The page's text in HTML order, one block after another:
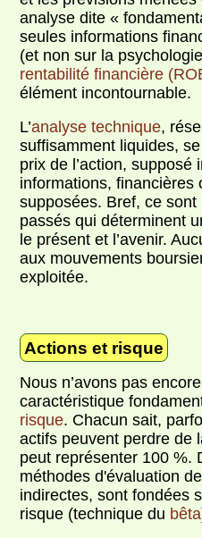
analyse dite «
seules informations
(et non sur la
rentabilité financière
élément incontournable.
L’analyse technique,
suffisamment liquides,
prix de l’action, supposé
informations, financières
supposées. Bref, ce
passés qui déterminent
le présent et l’avenir.
aux mouvements
exploitée.
Actions et risque
Nous n’avons pas
caractéristique
risque. Chacun sait,
actifs peuvent perdre de
peut représenter 100 %.
méthodes d'évaluation
indirectes, sont fondées
risque (technique du bêta